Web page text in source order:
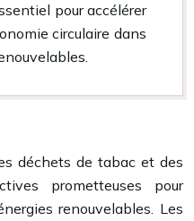
pour accélérer
circulaire dans
déchets de tabac et des
prometteuses pour
renouvelables. Les